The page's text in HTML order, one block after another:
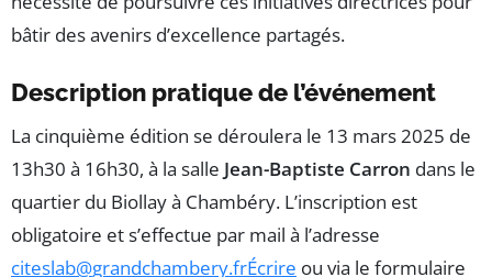
bâtir des avenirs d’excellence partagés.
Description pratique de l’événement
La cinquième édition se déroulera le 13 mars 2025 de
13h30 à 16h30, à la salle Jean-Baptiste Carron dans le
quartier du Biollay à Chambéry. L’inscription est
obligatoire et s’effectue par mail à l’adresse
citeslab@grandchambery.frÉcrire ou via le formulaire